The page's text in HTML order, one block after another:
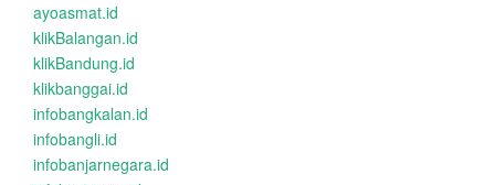
ayoasmat.id
klikBalangan.id
klikBandung.id
klikbanggai.id
infobangkalan.id
infobangli.id
infobanjarnegara.id